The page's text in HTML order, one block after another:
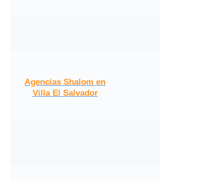
Agencias Shalom en
Villa El Salvador